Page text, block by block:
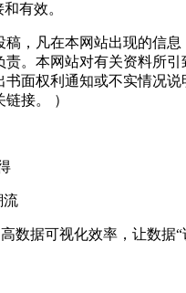
有效。
凡在本网站出现的信
。本网站对有关资料所
面权利通知或不实情况
接。 ）
流
据可视化效率，让数据“